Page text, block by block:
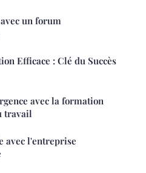
un forum
Efficace : Clé du Succès
avec la formation
travail
avec l'entreprise